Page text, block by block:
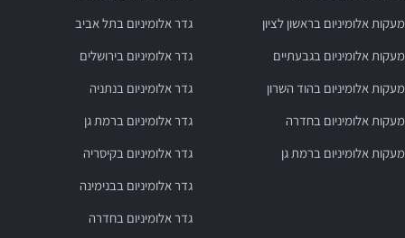
מעקות אלומיניום בראשון לציון
מעקות אלומיניום בגבעתיים
מעקות אלומיניום בהוד השרון
מעקות אלומיניום בחדרה
מעקות אלומיניום ברמת גן
גדר אלומיניום בתל אביב
גדר אלומיניום בירושלים
גדר אלומיניום בנתניה
גדר אלומיניום ברמת גן
גדר אלומיניום בקיסריה
גדר אלומיניום בבנימינה
גדר אלומיניום בחדרה